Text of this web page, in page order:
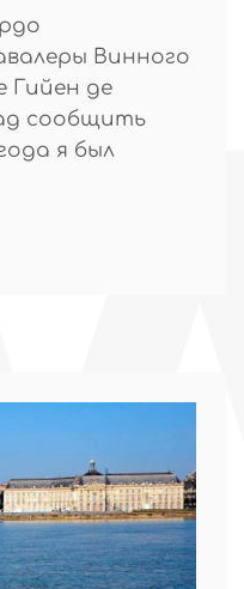
Винного
Гийен де
сообщить
я был